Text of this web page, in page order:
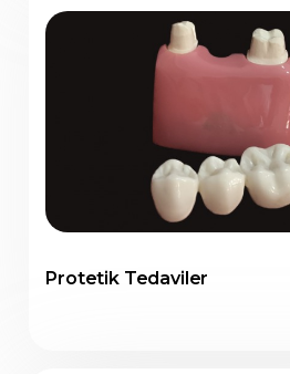
Protetik Tedaviler